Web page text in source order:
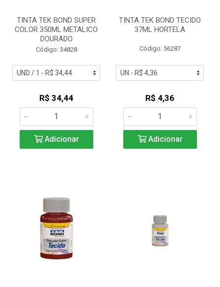
TINTA TEK BOND SUPER
COLOR 350ML METALICO
DOURADO
Código: 34828
R$ 34,44
Adicionar
TINTA TEK BOND TECIDO
37ML HORTELA
Código: 56287
R$ 4,36
Adicionar